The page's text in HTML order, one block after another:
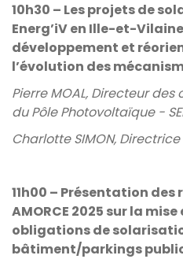
10h30 – Les projets de
Energ’iV en Ille-et-
développement et
l’évolution des
Pierre MOAL, Directeur
du Pôle Photovoltaïque -
Charlotte SIMON,
11h00 – Présentation
AMORCE 2025 sur la
obligations de
bâtiment/parkings